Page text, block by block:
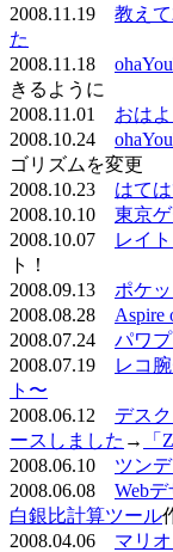
2008.11.19 教え
た
2008.11.18
きるように
2008.11.01 おは
2008.10.24
ゴリズムを変更
2008.10.23 はて
2008.10.10 東京
2008.10.07
レイ
ト！
2008.09.13 ポケ
2008.08.28 Aspire
2008.07.24 パワ
2008.07.19
レコ
ト〜
2008.06.12 デス
ースしました →
「
2008.06.10 ツン
2008.06.08 Web
白銀比計算ツール
2008.04.06 マリ